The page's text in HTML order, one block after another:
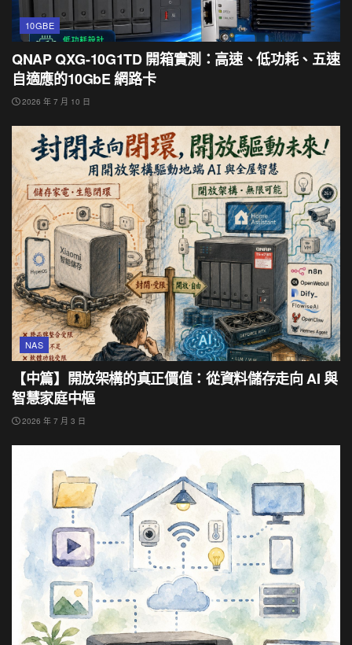
10GBE
QNAP QXG-10G1TD 開箱實測：高速、低功耗、五速
自適應的10GbE 網路卡
2026 年 7 月 10 日
NAS
【中篇】開放架構的真正價值：從資料儲存走向 AI 與
智慧家庭中樞
2026 年 7 月 3 日